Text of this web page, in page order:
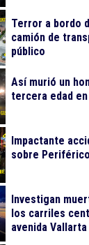
Terror a bordo
camión de
público
Así murió un
tercera edad
Impactante
sobre Periférico
Investigan
los carriles
avenida Vallarta